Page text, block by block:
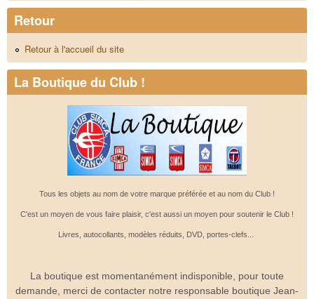
Retour
Retour à l'accueil du site
La Boutique du Club !
Tous les objets au nom de votre marque préférée et au nom du Club !
C'est un moyen de vous faire plaisir, c'est aussi un moyen pour soutenir le Club !
Livres, autocollants, modèles réduits, DVD, portes-clefs...
La boutique est momentanément indisponible, pour toute
demande, merci de contacter notre responsable boutique Jean-